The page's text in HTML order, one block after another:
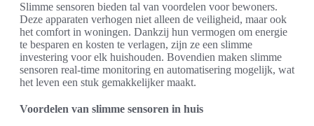
Slimme sensoren bieden tal van voordelen voor bewoners.
Deze apparaten verhogen niet alleen de veiligheid, maar ook
het comfort in woningen. Dankzij hun vermogen om energie
te besparen en kosten te verlagen, zijn ze een slimme
investering voor elk huishouden. Bovendien maken slimme
sensoren real-time monitoring en automatisering mogelijk, wat
het leven een stuk gemakkelijker maakt.
Voordelen van slimme sensoren in huis